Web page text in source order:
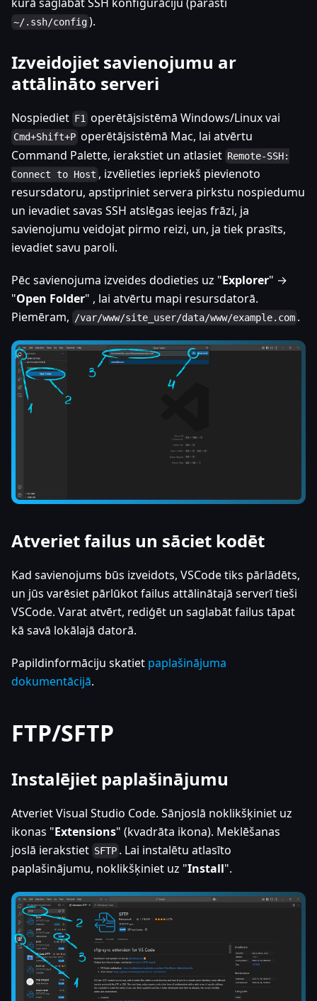
~/.ssh/config ).
Izveidojiet savienojumu ar
attālināto serveri
Nospiediet F1 operētājsistēmā Windows/Linux vai
Cmd+Shift+P operētājsistēmā Mac, lai atvērtu
Command Palette, ierakstiet un atlasiet Remote-SSH:
Connect to Host , izvēlieties iepriekš pievienoto
resursdatoru, apstipriniet servera pirkstu nospiedumu
un ievadiet savas SSH atslēgas ieejas frāzi, ja
savienojumu veidojat pirmo reizi, un, ja tiek prasīts,
ievadiet savu paroli.
Pēc savienojuma izveides dodieties uz "Explorer" →
"Open Folder" , lai atvērtu mapi resursdatorā.
Piemēram, /var/www/site_user/data/www/example.com .
Atveriet failus un sāciet kodēt
Kad savienojums būs izveidots, VSCode tiks pārlādēts,
un jūs varēsiet pārlūkot failus attālinātajā serverī tieši
VSCode. Varat atvērt, rediģēt un saglabāt failus tāpat
kā savā lokālajā datorā.
Papildinformāciju skatiet paplašinājuma
dokumentācijā.
FTP/SFTP
Instalējiet paplašinājumu
Atveriet Visual Studio Code. Sānjoslā noklikšķiniet uz
ikonas "Extensions" (kvadrāta ikona). Meklēšanas
joslā ierakstiet SFTP . Lai instalētu atlasīto
paplašinājumu, noklikšķiniet uz "Install".